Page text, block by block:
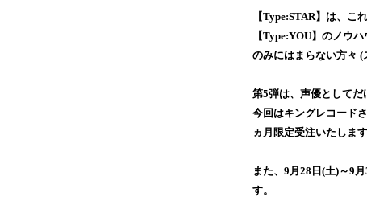
【Type:STAR】は、
【Type:YOU】のノウ
のみにはまらない方々 (
第5弾は、声優としてだ
今回はキングレコード
ヵ月限定受注いたします
また、9月28日(土)～9
す。